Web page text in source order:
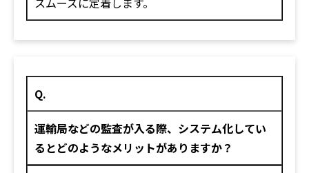
Q.
運輸局などの監査が入る際、システム化してい
るとどのようなメリットがありますか？